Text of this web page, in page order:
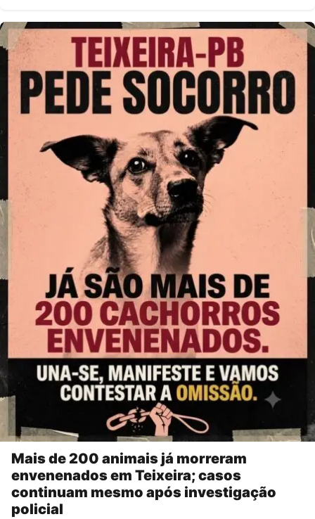
Mais de 200 animais já morreram
envenenados em Teixeira; casos
continuam mesmo após investigação
policial